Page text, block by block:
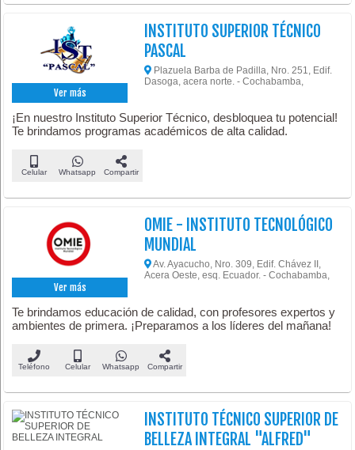
Ver más
INSTITUTO SUPERIOR TÉCNICO
PASCAL
Plazuela Barba de Padilla, Nro. 251, Edif.
Dasoga, acera norte. - Cochabamba,
¡En nuestro Instituto Superior Técnico, desbloquea tu potencial!
Te brindamos programas académicos de alta calidad.
Celular Whatsapp Compartir
Ver más
OMIE - INSTITUTO TECNOLÓGICO
MUNDIAL
Av. Ayacucho, Nro. 309, Edif. Chávez II,
Acera Oeste, esq. Ecuador. - Cochabamba,
Te brindamos educación de calidad, con profesores expertos y
ambientes de primera. ¡Preparamos a los líderes del mañana!
Teléfono Celular Whatsapp Compartir
INSTITUTO TÉCNICO SUPERIOR DE
BELLEZA INTEGRAL "ALFRED"